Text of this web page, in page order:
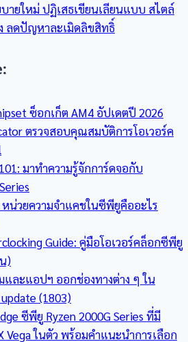
ายใหม่ ปฏิเสธเขียนเลียนแบบ สไตล์
ลดปัญหาละเมิดลิขสิทธิ์
ซ็อกเก็ต AM4 อัปเดตปี 2026
ตรวจสอบคุณสมบัติการโอเวอร์ค
มาทำความรู้จักการ์ดจอกับ
หน่วยความจำแคชในซีพียูคืออะไร
Guide: คู่มือโอเวอร์คล็อกซีพียู
)
และแอปฯ ออกช่องทางต่าง ๆ ใน
(1803)
ซีพียู Ryzen 2000G Series ที่มี
Vega ในตัว พร้อมคำแนะนำการเลือก